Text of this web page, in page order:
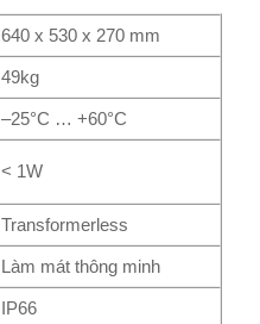
640 x 530 x 270 mm
49kg
–25°C … +60°C
< 1W
Transformerless
Làm mát thông minh
IP66